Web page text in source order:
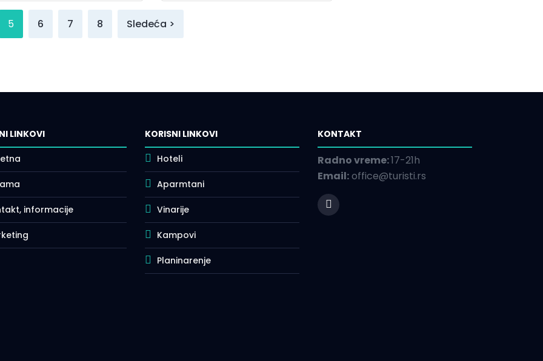
5 6 7 8 Sledeća >
LINKOVI
informacije
KORISNI LINKOVI
Hoteli
Aparmtani
Vinarije
Kampovi
Planinarenje
KONTAKT
Radno vreme:17-21h
Email:office@turisti.rs